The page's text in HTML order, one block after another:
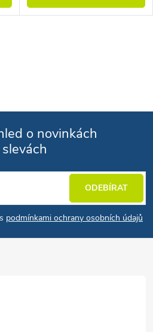
o novinkách
podmínkami ochrany osobních údajů
ODEBÍRAT